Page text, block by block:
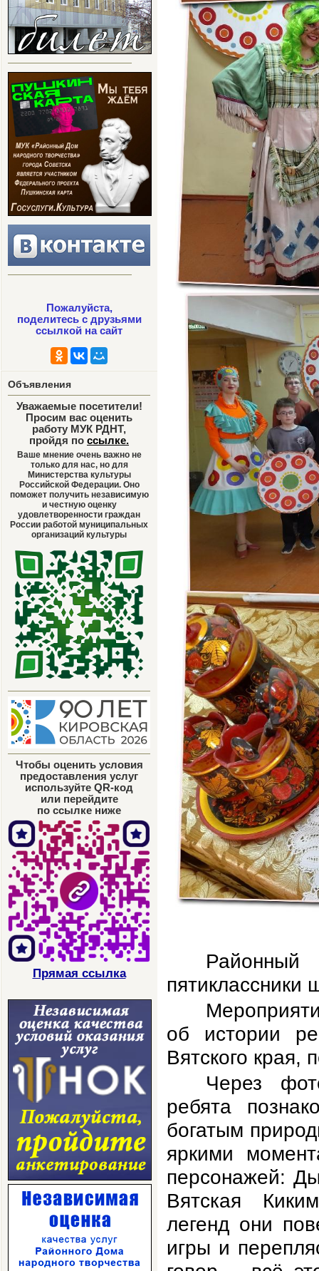
Пожалуйста,
поделитесь с друзьями
ссылкой на сайт
Объявления
Уважаемые посетители!
Просим вас оценить
работу МУК РДНТ,
пройдя по ссылке.
Ваше мнение очень важно не
только для нас, но для
Министерства культуры
Российской Федерации. Оно
поможет получить независимую
и честную оценку
удовлетворенности граждан
России работой муниципальных
организаций культуры
Чтобы оценить условия
предоставления услуг
используйте QR-код
или перейдите
по ссылке ниже
Прямая ссылка
Районный
пятиклассники
об истории
Вятского края,
Через
ребята
богатым
яркими
персонажей:
Вятская
легенд они
игры и